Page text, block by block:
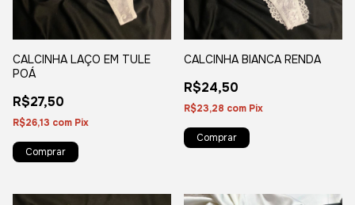
CALCINHA LAÇO EM TULE
POÁ
R$27,50
R$26,13 com Pix
Comprar
CALCINHA BIANCA RENDA
R$24,50
R$23,28 com Pix
Comprar